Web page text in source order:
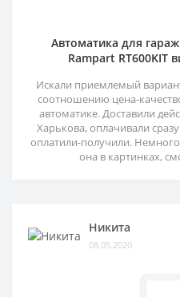
Автоматика для
Rampart RT600KIT
Искали приемлемый
соотношению цена-
автоматике. Доставили
Харькова, оплачивали
оплатили-получили.
она в картинках,
Никита
08.05.2020